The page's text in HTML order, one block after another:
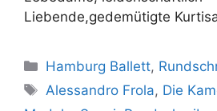
Liebende,gedemütigte
Kategorien
Hamburg Ballett,
Schlagwörter
Alessandro Frola, Die